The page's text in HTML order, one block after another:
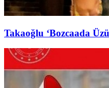
Takaoğlu ‘Bozcaada